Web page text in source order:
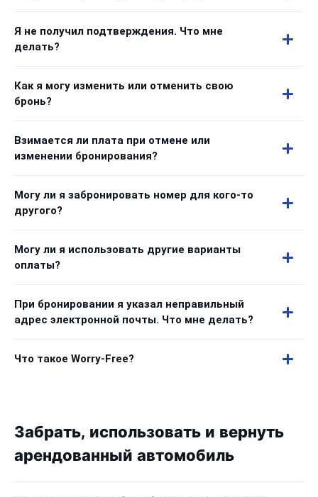
Я не получил подтверждения. Что мне
делать?
Как я могу изменить или отменить свою
бронь?
Взимается ли плата при отмене или
изменении бронирования?
Могу ли я забронировать номер для кого-то
другого?
Могу ли я использовать другие варианты
оплаты?
При бронировании я указал неправильный
адрес электронной почты. Что мне делать?
Что такое Worry-Free?
Забрать, использовать и вернуть
арендованный автомобиль